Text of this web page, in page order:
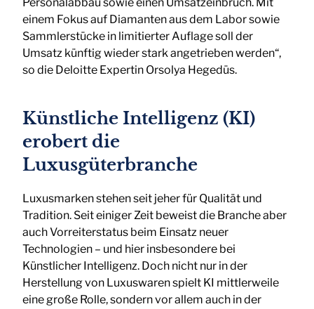
einem Fokus auf Diamanten aus dem Labor sowie
Sammlerstücke in limitierter Auflage soll der
Umsatz künftig wieder stark angetrieben werden“,
so die Deloitte Expertin Orsolya Hegedüs.
Künstliche Intelligenz (KI)
erobert die
Luxusgüterbranche
Luxusmarken stehen seit jeher für Qualität und
Tradition. Seit einiger Zeit beweist die Branche aber
auch Vorreiterstatus beim Einsatz neuer
Technologien – und hier insbesondere bei
Künstlicher Intelligenz. Doch nicht nur in der
Herstellung von Luxuswaren spielt KI mittlerweile
eine große Rolle, sondern vor allem auch in der